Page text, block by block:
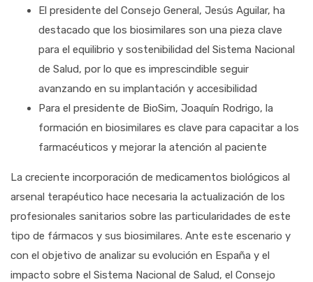
El presidente del Consejo General, Jesús Aguilar, ha
destacado que los biosimilares son una pieza clave
para el equilibrio y sostenibilidad del Sistema Nacional
de Salud, por lo que es imprescindible seguir
avanzando en su implantación y accesibilidad
Para el presidente de BioSim, Joaquín Rodrigo, la
formación en biosimilares es clave para capacitar a los
farmacéuticos y mejorar la atención al paciente
La creciente incorporación de medicamentos biológicos al
arsenal terapéutico hace necesaria la actualización de los
profesionales sanitarios sobre las particularidades de este
tipo de fármacos y sus biosimilares. Ante este escenario y
con el objetivo de analizar su evolución en España y el
impacto sobre el Sistema Nacional de Salud, el Consejo